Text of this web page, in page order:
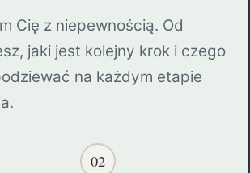
Cię z niepewnością. Od
jaki jest kolejny krok i czego
na każdym etapie
02